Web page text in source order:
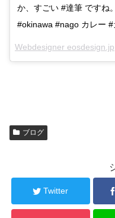
か、すごい #達筆 ですね
#okinawa #nago カレー
Webdesigner eosdesign.jp
ブログ
Twitter